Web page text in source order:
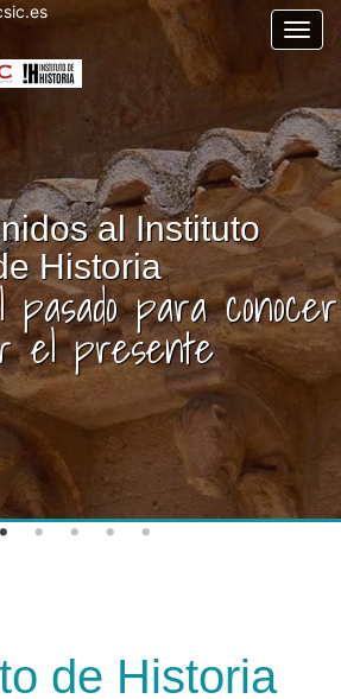
al Instituto
Historia
pasado para conocer
el presente
de Historia